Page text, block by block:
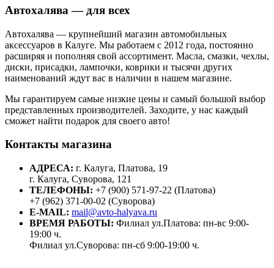
Автохалява — для всех
Автохалява — крупнейший магазин автомобильных
аксессуаров в Калуге. Мы работаем с 2012 года, постоянно
расширяя и пополняя свой ассортимент. Масла, смазки, чехлы,
диски, присадки, лампочки, коврики и тысячи других
наименований ждут вас в наличии в нашем магазине.
Мы гарантируем самые низкие цены и самый большой выбор
представленных производителей. Заходите, у нас каждый
сможет найти подарок для своего авто!
Контакты магазина
АДРЕСА: г. Калуга, Платова, 19
г. Калуга, Суворова, 121
ТЕЛЕФОНЫ: +7 (900) 571-97-22 (Платова)
+7 (962) 371-00-02 (Суворова)
E-MAIL: mail@avto-halyava.ru
ВРЕМЯ РАБОТЫ: Филиал ул.Платова: пн-вс 9:00-
19:00 ч.
Филиал ул.Суворова: пн-сб 9:00-19:00 ч.